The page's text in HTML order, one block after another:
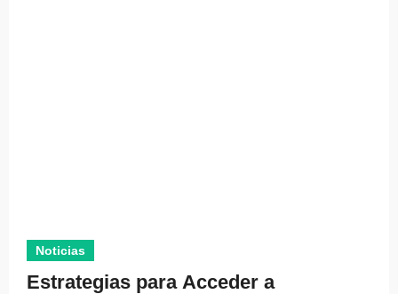
Noticias
Estrategias para Acceder a